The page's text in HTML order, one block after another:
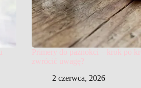
Primery do paznokci – krok po
zwrócić uwagę?
2 czerwca, 2026